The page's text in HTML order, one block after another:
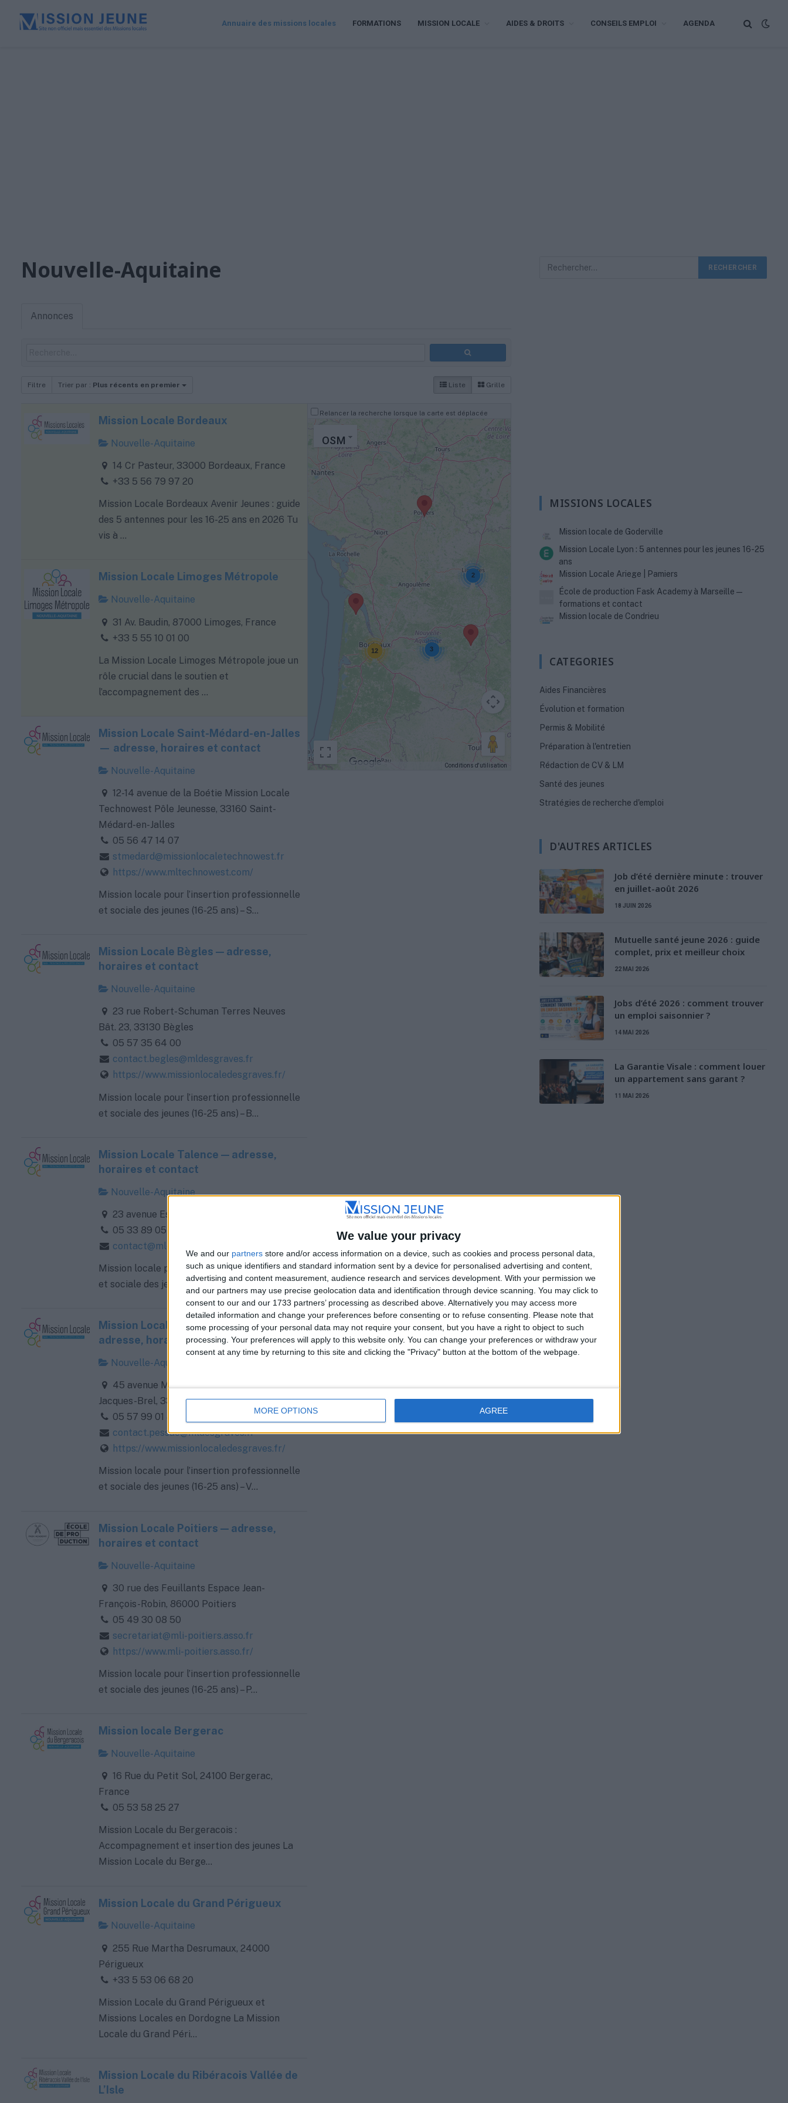
We value your privacy
We and our partners store and/or access information on a device, such as cookies and process personal data,
such as unique identifiers and standard information sent by a device for personalised advertising and content,
advertising and content measurement, audience research and services development. With your permission we
and our partners may use precise geolocation data and identification through device scanning. You may click to
consent to our and our 1733 partners’ processing as described above. Alternatively you may access more
detailed information and change your preferences before consenting or to refuse consenting.
Please note that
some processing of your personal data may not require your consent, but you have a right to object to such
processing. Your preferences will apply to this website only. You can change your preferences or withdraw your
consent at any time by returning to this site and clicking the "Privacy" button at the bottom of the webpage.
MORE OPTIONS AGREE
Annuaire des missions locales FORMATIONS MISSION LOCALE AIDES & DROITS CONSEILS EMPLOI AGENDA
Nouvelle-Aquitaine
Annonces
Filtre Trier par : Plus récents en premier Liste Grille
Mission Locale Bordeaux
Nouvelle-Aquitaine
14 Cr Pasteur, 33000 Bordeaux, France
+33 5 56 79 97 20
Mission Locale Bordeaux Avenir Jeunes : guide
des 5 antennes pour les 16-25 ans en 2026 Tu
vis à ...
Mission Locale Limoges Métropole
Nouvelle-Aquitaine
31 Av. Baudin, 87000 Limoges, France
+33 5 55 10 01 00
La Mission Locale Limoges Métropole joue un
rôle crucial dans le soutien et
l’accompagnement des ...
Mission Locale Saint-Médard-en-Jalles
— adresse, horaires et contact
Nouvelle-Aquitaine
12-14 avenue de la Boétie Mission Locale
Technowest Pôle Jeunesse, 33160 Saint-
Médard-en-Jalles
05 56 47 14 07
stmedard@missionlocaletechnowest.fr
https://www.mltechnowest.com/
Mission locale pour l’insertion professionnelle
et sociale des jeunes (16-25 ans) – S...
Mission Locale Bègles — adresse,
horaires et contact
Nouvelle-Aquitaine
23 rue Robert-Schuman Terres Neuves
Bât. 23, 33130 Bègles
05 57 35 64 00
contact.begles@mldesgraves.fr
https://www.missionlocaledesgraves.fr/
Mission locale pour l’insertion professionnelle
et sociale des jeunes (16-25 ans) – B...
Mission Locale Talence — adresse,
horaires et contact
Nouvelle-Aquitaine
23 avenue Espeléta, 33400 Talence
05 33 89 05 24
contact@mldesgraves.fr
Mission locale pour l’insertion professionnelle
et sociale des jeunes (16-25 ans) – T...
Mission Locale Villenave-d'Ornon —
adresse, horaires et contact
Nouvelle-Aquitaine
45 avenue Maréchal-Leclerc Domaine
Jacques-Brel, 33140 Villenave-d'Ornon
05 57 99 01 80
contact.pessac@mldesgraves.fr
https://www.missionlocaledesgraves.fr/
Mission locale pour l’insertion professionnelle
et sociale des jeunes (16-25 ans) – V...
Mission Locale Poitiers — adresse,
horaires et contact
Nouvelle-Aquitaine
30 rue des Feuillants Espace Jean-
François-Robin, 86000 Poitiers
05 49 30 08 50
secretariat@mli-poitiers.asso.fr
https://www.mli-poitiers.asso.fr/
Mission locale pour l’insertion professionnelle
et sociale des jeunes (16-25 ans) – P...
Mission locale Bergerac
Nouvelle-Aquitaine
16 Rue du Petit Sol, 24100 Bergerac,
France
05 53 58 25 27
Mission Locale du Bergeracois :
Accompagnement et insertion des jeunes La
Mission Locale du Berge...
Mission Locale du Grand Périgueux
Nouvelle-Aquitaine
255 Rue Martha Desrumaux, 24000
Périgueux
+33 5 53 06 68 20
Mission Locale du Grand Périgueux et
Missions Locales en Dordogne La Mission
Locale du Grand Péri...
Mission Locale du Ribéracois Vallée de
L’Isle
Relancer la recherche lorsque la carte est déplacée
12
2
3
OSM
Conditions d'utilisation
MISSIONS LOCALES
Mission locale de Goderville
Mission Locale Lyon : 5 antennes pour les jeunes 16-25
ans
Mission Locale Ariege | Pamiers
École de production Fask Academy à Marseille —
formations et contact
Mission locale de Condrieu
CATEGORIES
Aides Financières
Évolution et formation
Permis & Mobilité
Préparation à l'entretien
Rédaction de CV & LM
Santé des jeunes
Stratégies de recherche d'emploi
D'AUTRES ARTICLES
Job d’été dernière minute : trouver
en juillet-août 2026
18 JUIN 2026
Mutuelle santé jeune 2026 : guide
complet, prix et meilleur choix
22 MAI 2026
Jobs d’été 2026 : comment trouver
un emploi saisonnier ?
14 MAI 2026
La Garantie Visale : comment louer
un appartement sans garant ?
11 MAI 2026